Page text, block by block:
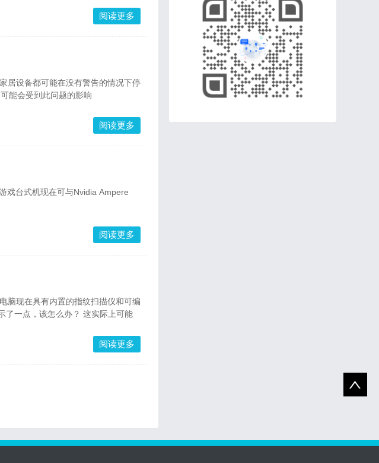
阅读更多
居设备都可能在没有警告的情况下停
可能会受到此问题的影响
阅读更多
戏台式机现在可与Nvidia Ampere
阅读更多
脑现在具有内置的指纹扫描仪和可编
程的Touch Bar。但是，如果MacBook键盘上的每个按键也都显示了一点，该怎么办？ 这实际上可能
阅读更多